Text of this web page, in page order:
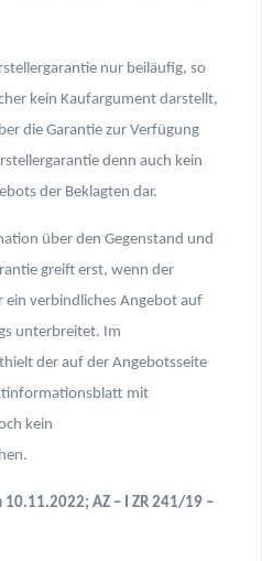
nur beiläufig, so
kein Kaufargument darstellt,
die Garantie zur Verfügung
denn auch kein
der Beklagten dar.
über den Gegenstand und
greift erst, wenn der
verbindliches Angebot auf
unterbreitet. Im
der auf der Angebotsseite
mit
kein
AZ – I ZR 241/19 –